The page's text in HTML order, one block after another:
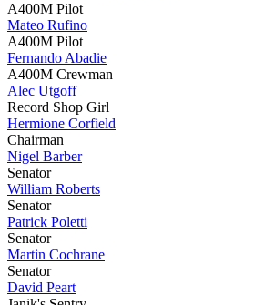
A400M Pilot
Mateo Rufino
A400M Pilot
Fernando Abadie
A400M Crewman
Alec Utgoff
Record Shop Girl
Hermione Corfield
Chairman
Nigel Barber
Senator
William Roberts
Senator
Patrick Poletti
Senator
Martin Cochrane
Senator
David Peart